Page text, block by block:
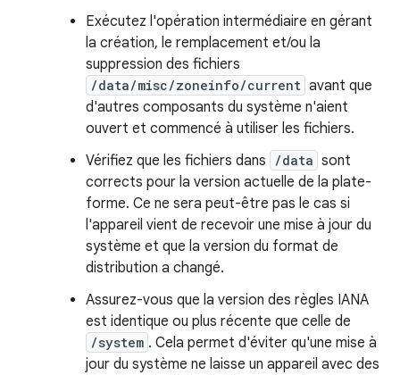
Exécutez l'opération intermédiaire en gérant
la création, le remplacement et/ou la
suppression des fichiers
/data/misc/zoneinfo/current avant que
d'autres composants du système n'aient
ouvert et commencé à utiliser les fichiers.
Vérifiez que les fichiers dans
/data sont
corrects pour la version actuelle de la plate-
forme. Ce ne sera peut-être pas le cas si
l'appareil vient de recevoir une mise à jour du
système et que la version du format de
distribution a changé.
Assurez-vous que la version des règles IANA
est identique ou plus récente que celle de
/system . Cela permet d'éviter qu'une mise à
jour du système ne laisse un appareil avec des